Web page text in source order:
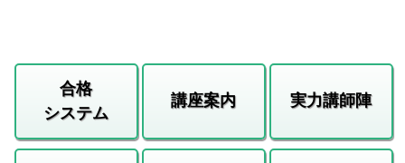
合格
システム
講座案内 実力講師陣